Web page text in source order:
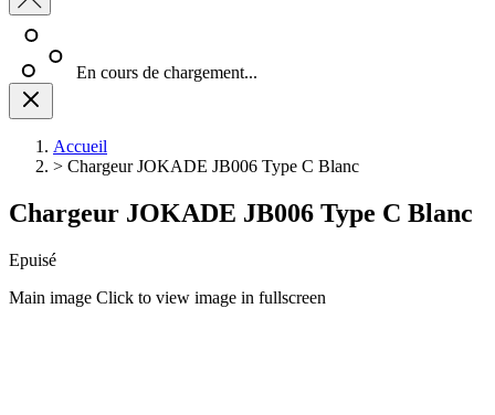
En cours de chargement...
Accueil
> Chargeur JOKADE JB006 Type C Blanc
Chargeur JOKADE JB006 Type C Blanc
Epuisé
Main image Click to view image in fullscreen